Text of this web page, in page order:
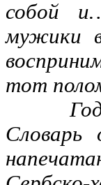
собой
мужики
тот
Года
Словарь